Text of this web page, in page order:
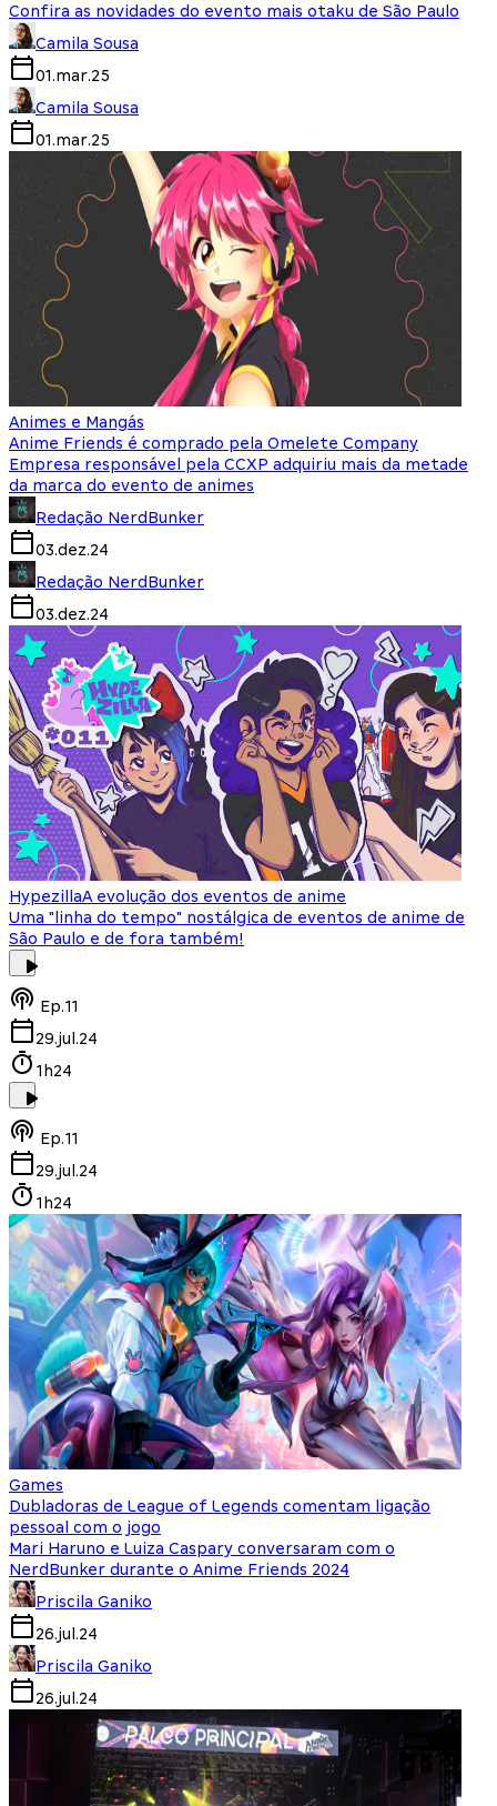
Confira as novidades do evento mais otaku de São Paulo
Camila Sousa
01.mar.25
Camila Sousa
01.mar.25
Animes e Mangás
Anime Friends é comprado pela Omelete Company
Empresa responsável pela CCXP adquiriu mais da metade
da marca do evento de animes
Redação NerdBunker
03.dez.24
Redação NerdBunker
03.dez.24
HypezillaA evolução dos eventos de anime
Uma "linha do tempo" nostálgica de eventos de anime de
São Paulo e de fora também!
Ep.11
29.jul.24
1h24
Ep.11
29.jul.24
1h24
Games
Dubladoras de League of Legends comentam ligação
pessoal com o jogo
Mari Haruno e Luiza Caspary conversaram com o
NerdBunker durante o Anime Friends 2024
Priscila Ganiko
26.jul.24
Priscila Ganiko
26.jul.24